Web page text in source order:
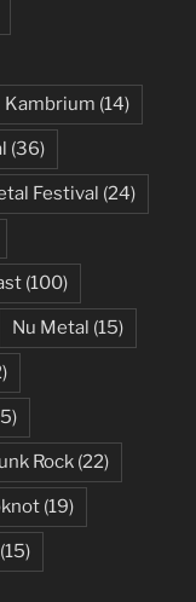
Kambrium (14)
(36)
Festival (24)
(100)
Nu Metal (15)
Rock (22)
(19)
(15)